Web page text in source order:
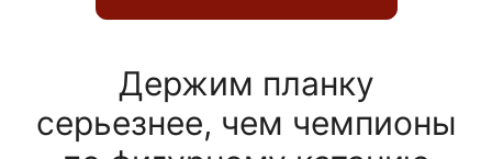
Держим планку
серьезнее, чем чемпионы